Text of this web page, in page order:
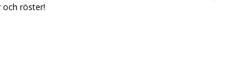
och röster!